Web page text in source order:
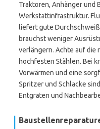
Traktoren, Anhänger und
Werkstattinfrastruktur.
liefert gute
brauchst weniger
verlängern. Achte auf die
hochfesten Stählen. Bei
Vorwärmen und eine
Spritzer und Schlacke
Entgraten und